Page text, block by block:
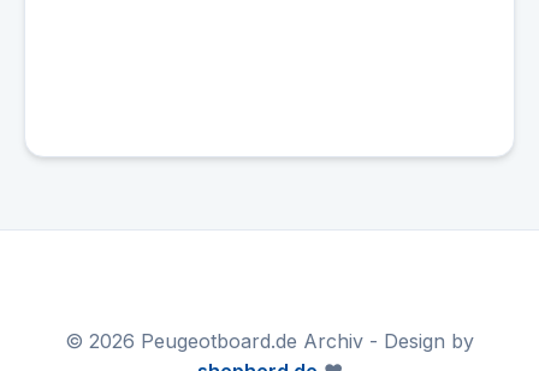
© 2026 Peugeotboard.de Archiv - Design by